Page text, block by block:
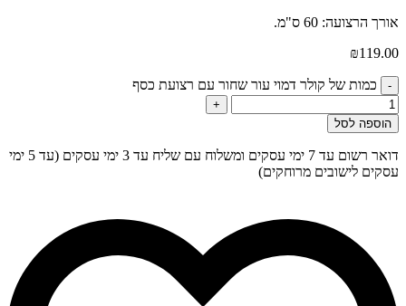
אורך הרצועה: 60 ס"מ.
₪119.00
- כמות של קולר דמוי עור שחור עם רצועת כסף
+
הוספה לסל
דואר רשום עד 7 ימי עסקים ומשלוח עם שליח עד 3 ימי עסקים (עד 5 ימי
עסקים לישובים מרוחקים)